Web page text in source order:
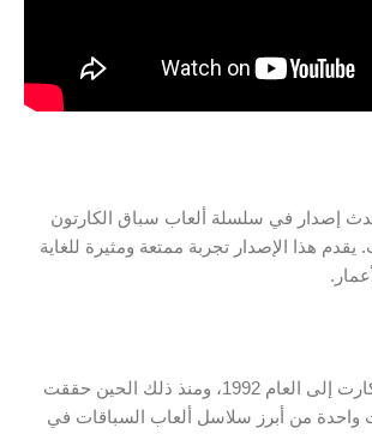
8 هو أحدث إصدار في سلسلة ألعاب سباق الكارتون
يقدم هذا الإصدار تجربة ممتعة ومثيرة للغاية
تعود سلسلة ماريو كارت إلى العام 1992، ومنذ ذلك الحين حققت
واحدة من أبرز سلاسل ألعاب السباقات في